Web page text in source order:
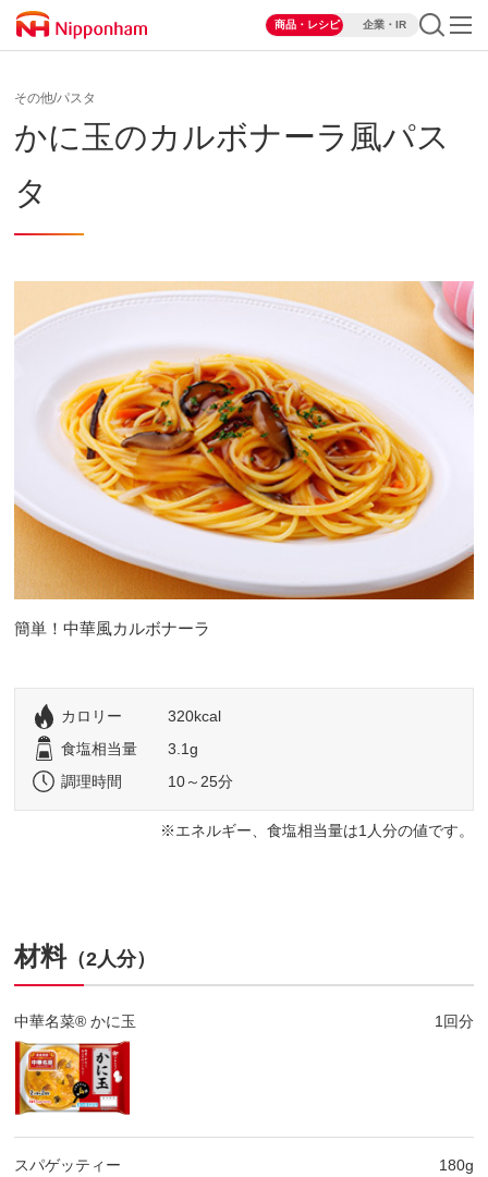
商品・レシピ 企業・IR
その他/パスタ
かに玉のカルボナーラ風パス
タ
簡単！中華風カルボナーラ
カロリー
320kcal
食塩相当量
3.1g
調理時間
10～25分
エネルギー、食塩相当量は1人分の値です。
材料（2人分）
中華名菜® かに玉 1回分
スパゲッティー 180g